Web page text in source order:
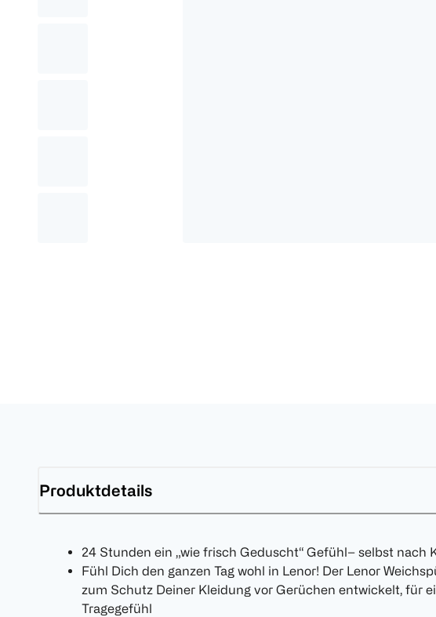
Produktdetails
24 Stunden ein „wie frisch Geduscht“ Gefühl– selbst nach
Fühl Dich den ganzen Tag wohl in Lenor! Der Lenor
zum Schutz Deiner Kleidung vor Gerüchen entwickelt, für
Tragegefühl